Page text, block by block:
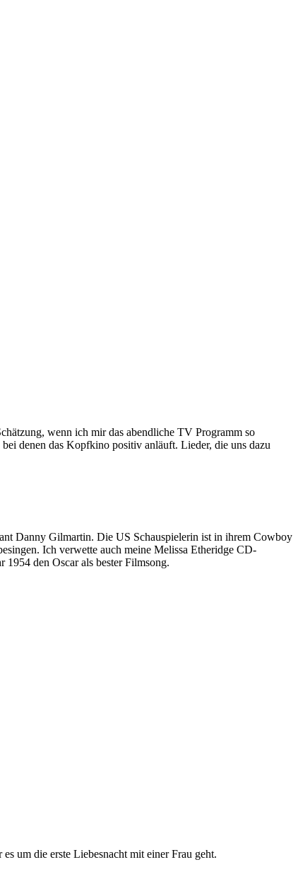
wenn ich mir das abendliche TV Programm so
denen das Kopfkino positiv anläuft. Lieder, die uns dazu
Danny Gilmartin. Die US Schauspielerin ist in ihrem Cowboy
Ich verwette auch meine Melissa Etheridge CD-
1954 den Oscar als bester Filmsong.
um die erste Liebesnacht mit einer Frau geht.